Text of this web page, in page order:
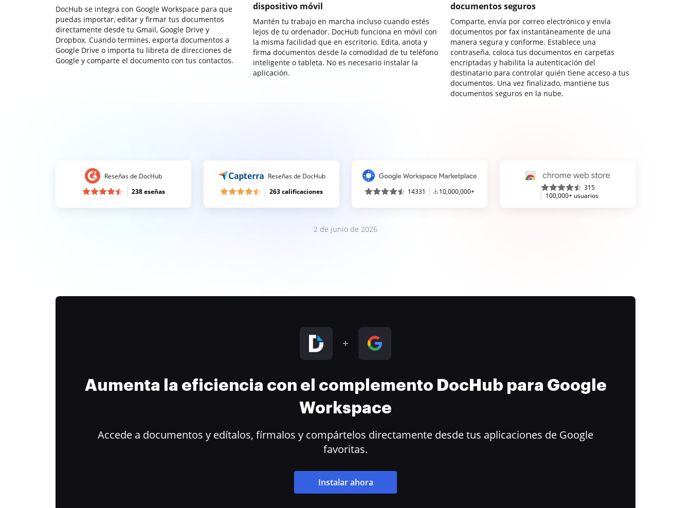
DocHub se integra con Google Workspace para que
puedas importar, editar y firmar tus documentos
directamente desde tu Gmail, Google Drive y
Dropbox. Cuando termines, exporta documentos a
Google Drive o importa tu libreta de direcciones de
Google y comparte el documento con tus contactos.
dispositivo móvil
Mantén tu trabajo en marcha incluso cuando estés
lejos de tu ordenador. DocHub funciona en móvil con
la misma facilidad que en escritorio. Edita, anota y
firma documentos desde la comodidad de tu teléfono
inteligente o tableta. No es necesario instalar la
aplicación.
documentos seguros
Comparte, envía por correo electrónico y envía
documentos por fax instantáneamente de una
manera segura y conforme. Establece una
contraseña, coloca tus documentos en carpetas
encriptadas y habilita la autenticación del
destinatario para controlar quién tiene acceso a tus
documentos. Una vez finalizado, mantiene tus
documentos seguros en la nube.
Reseñas de DocHub
238 eseñas
Reseñas de DocHub
263 calificaciones
14331 10,000,000+
315
100,000+ usuarios
2 de junio de 2026
Aumenta la eficiencia con el complemento DocHub para Google
Workspace
Accede a documentos y edítalos, fírmalos y compártelos directamente desde tus aplicaciones de Google
favoritas.
Instalar ahora